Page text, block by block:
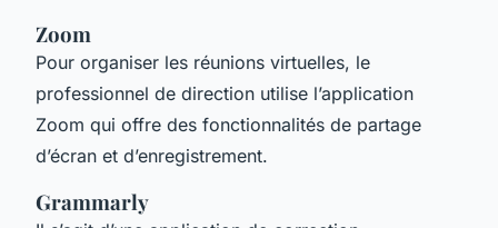
Zoom
Pour organiser les réunions virtuelles, le
professionnel de direction utilise l’application
Zoom qui offre des fonctionnalités de partage
d’écran et d’enregistrement.
Grammarly